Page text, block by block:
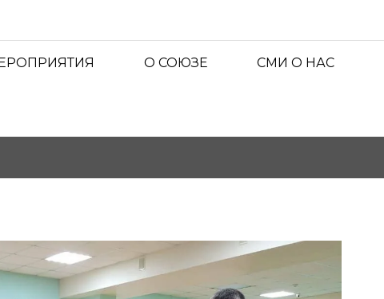
О СОЮЗЕ СМИ О НАС